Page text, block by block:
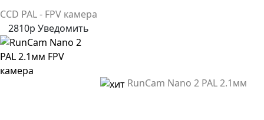
CCD PAL - FPV камера
2810р Уведомить
RunCam Nano 2 PAL 2.1мм